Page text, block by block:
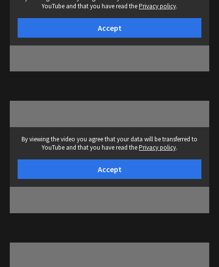
YouTube and that you have read thePrivacy policy.
Accept
By viewing the video you agree that your data will be transferred to
YouTube and that you have read thePrivacy policy.
Accept